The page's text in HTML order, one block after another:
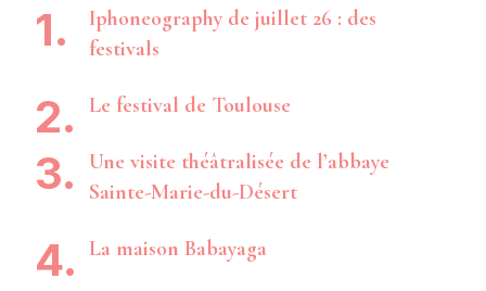
Iphoneography de juillet 26 : des
festivals
Le festival de Toulouse
Une visite théâtralisée de l’abbaye
Sainte-Marie-du-Désert
La maison Babayaga